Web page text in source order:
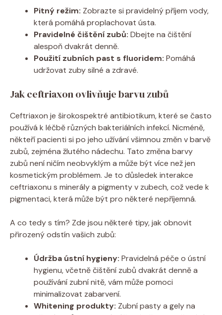
Pitný režim: Zobrazte si pravidelný příjem vody,
která pomáhá proplachovat ústa.
Pravidelné čištění zubů: Dbejte na čištění
alespoň dvakrát denně.
Použití zubních past s fluoridem: Pomáhá
udržovat zuby silné a zdravé.
Jak ceftriaxon ovlivňuje barvu zubů
Ceftriaxon je širokospektré antibiotikum, které se často
používá k léčbě různých bakteriálních infekcí. Nicméně,
někteří pacienti si po jeho užívání všimnou změn v barvě
zubů, zejména žlutého nádechu. Tato změna barvy
zubů není ničím neobvyklým a může být více než jen
kosmetickým problémem. Je to důsledek interakce
ceftriaxonu s minerály a pigmenty v zubech, což vede k
pigmentaci, která může být pro některé nepříjemná.
A co tedy s tím? Zde jsou některé tipy, jak obnovit
přirozený odstín vašich zubů:
Údržba ústní hygieny: Pravidelná péče o ústní
hygienu, včetně čištění zubů dvakrát denně a
používání zubní nitě, vám může pomoci
minimalizovat zabarvení.
Whitening produkty: Zubní pasty a gely na